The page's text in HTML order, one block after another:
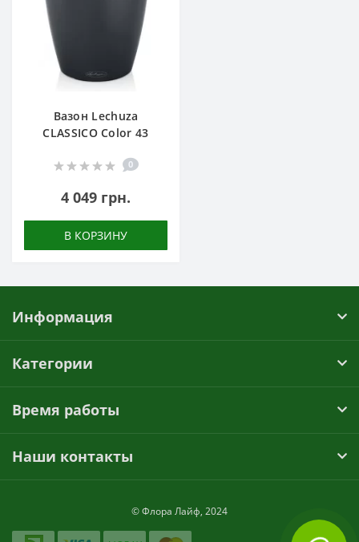
Вазон Lechuza
CLASSICO Color 43
0
4 049 грн.
В КОРЗИНУ
Информация
Категории
Время работы
Наши контакты
© Флора Лайф, 2024